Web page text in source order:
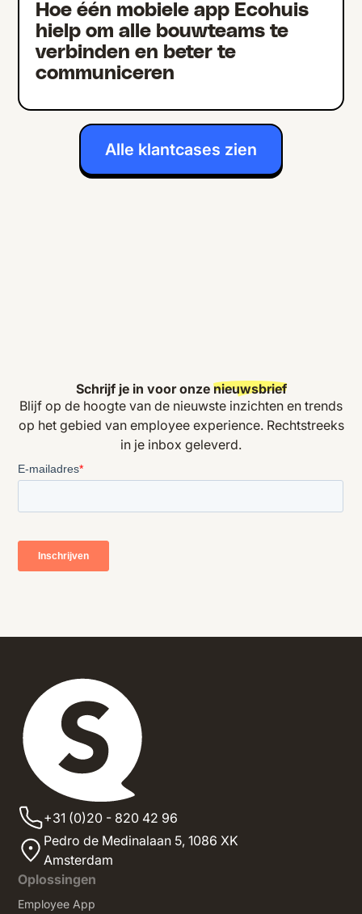
Hoe één mobiele app Ecohuis
hielp om alle bouwteams te
verbinden en beter te
communiceren
Alle klantcases zien
Schrijf je in voor onze nieuwsbrief
Blijf op de hoogte van de nieuwste inzichten en trends
op het gebied van employee experience. Rechtstreeks
in je inbox geleverd.
+31 (0)20 - 820 42 96
Pedro de Medinalaan 5,1086 XK
Amsterdam
Oplossingen
Employee App